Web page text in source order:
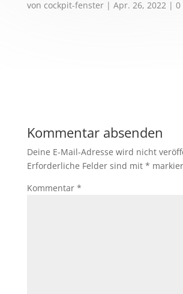
von cockpit-fenster| Apr. 26, 2022| 0
Kommentar absenden
Deine E-Mail-Adresse wird nicht
Erforderliche Felder sind mit *
Kommentar *